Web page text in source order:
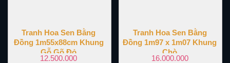
Tranh Hoa Sen Bằng
Đồng 1m55x88cm Khung
Gỗ Gõ Đỏ
12.500.000
Tranh Hoa Sen Bằng
Đồng 1m97 x 1m07 Khung
Chò
16.000.000